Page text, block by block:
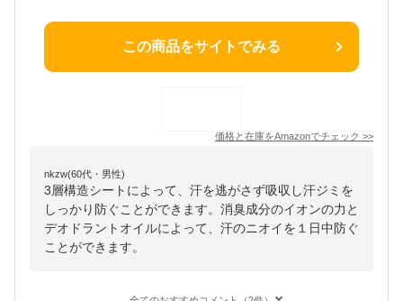
この商品をサイトでみる
価格と在庫をAmazonでチェック >>
nkzw(60代・男性)
3層構造シートによって、汗を逃がさず吸収し汗ジミを
しっかり防ぐことができます。消臭成分のイオンの力と
デオドラントオイルによって、汗のニオイを１日中防ぐ
ことができます。